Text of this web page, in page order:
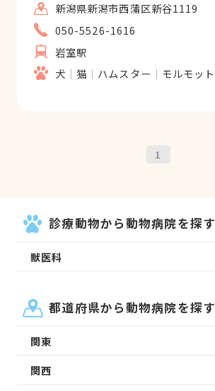
新潟県新潟市西蒲区新谷1119
050-5526-1616
岩室駅
犬
猫 ハムスター モルモット
1
診療動物から動物病院を探す
獣医科
都道府県から動物病院を探す
関東
関西